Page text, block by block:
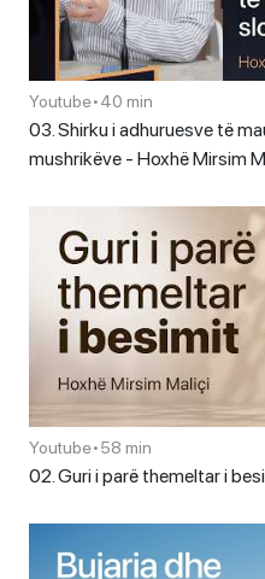
Youtube•40 min
03. Shirku i adhuruesve të
mushrikëve - Hoxhë Mirsim
Youtube•58 min
02. Guri i parë themeltar i